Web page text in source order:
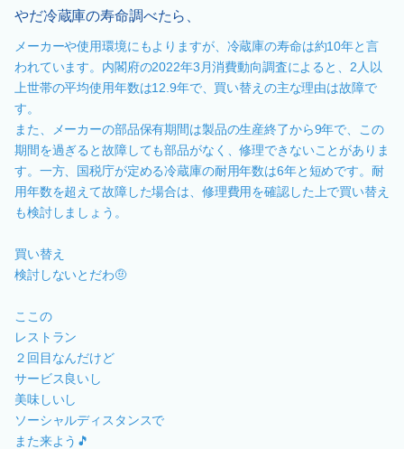
やだ冷蔵庫の寿命調べたら、
メーカーや使用環境にもよりますが、冷蔵庫の寿命は約10年と言
われています。内閣府の2022年3月消費動向調査によると、2人以
上世帯の平均使用年数は12.9年で、買い替えの主な理由は故障で
す。
また、メーカーの部品保有期間は製品の生産終了から9年で、この
期間を過ぎると故障しても部品がなく、修理できないことがありま
す。一方、国税庁が定める冷蔵庫の耐用年数は6年と短めです。耐
用年数を超えて故障した場合は、修理費用を確認した上で買い替え
も検討しましょう。
買い替え
検討しないとだわ🤨
ここの
レストラン
２回目なんだけど
サービス良いし
美味しいし
ソーシャルディスタンスで
また来よう🎵